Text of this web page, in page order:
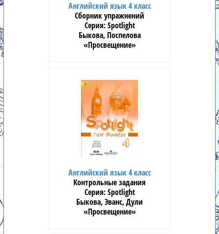
Английский язык 4 класс
Сборник упражнений
Spotlight
Быкова, Поспелова
«Просвещение»
Английский язык 4 класс
Контрольные задания
Spotlight
Быкова, Эванс, Дули
«Просвещение»